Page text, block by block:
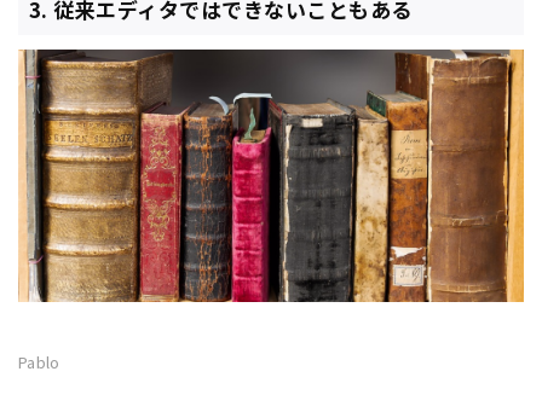
3. 従来エディタではできないこともある
Pablo